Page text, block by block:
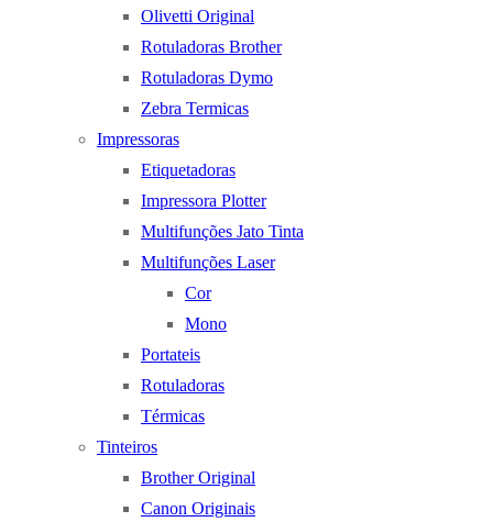
Olivetti Original
Rotuladoras Brother
Rotuladoras Dymo
Zebra Termicas
Impressoras
Etiquetadoras
Impressora Plotter
Multifunções Jato Tinta
Multifunções Laser
Cor
Mono
Portateis
Rotuladoras
Térmicas
Tinteiros
Brother Original
Canon Originais